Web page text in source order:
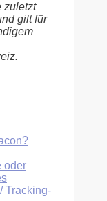
zuletzt
gilt für
oder
Tracking-